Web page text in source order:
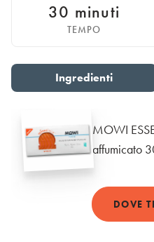
English
United States
English
Global
MOWI Salmon
30 minuti
TEMPO
Go to slide 1
Ingredienti
MOWI
affumicato
DOVE